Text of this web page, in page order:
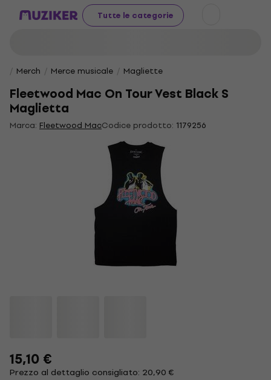
Tutte le categorie
Merch Merce musicale Magliette
Fleetwood Mac On Tour Vest Black S
Maglietta
Marca: Fleetwood MacCodice prodotto: 1179256
15,10 €
Prezzo al dettaglio consigliato: 20,90 €